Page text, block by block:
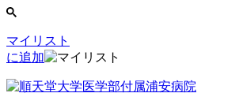
マイリスト
に追加